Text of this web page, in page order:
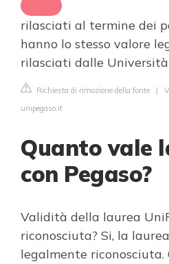
rilasciati al termine dei
hanno lo stesso valore
rilasciati dalle
Richiesta di rimozione della fonte |
unipegaso.it
Quanto vale
con Pegaso?
Validità della laurea
riconosciuta? Si, la
legalmente riconosciuta.